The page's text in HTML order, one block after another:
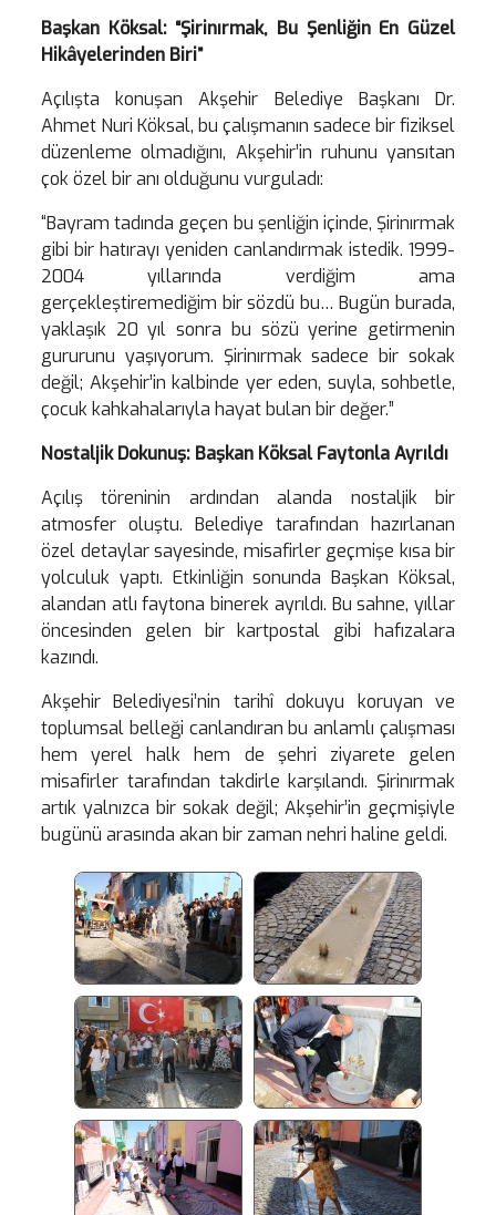
Başkan Köksal: “Şirinırmak, Bu Şenliğin En Güzel
Hikâyelerinden Biri”
Açılışta konuşan Akşehir Belediye Başkanı Dr.
Ahmet Nuri Köksal, bu çalışmanın sadece bir fiziksel
düzenleme olmadığını, Akşehir’in ruhunu yansıtan
çok özel bir anı olduğunu vurguladı:
“Bayram tadında geçen bu şenliğin içinde, Şirinırmak
gibi bir hatırayı yeniden canlandırmak istedik. 1999-
2004 yıllarında verdiğim ama
gerçekleştiremediğim bir sözdü bu… Bugün burada,
yaklaşık 20 yıl sonra bu sözü yerine getirmenin
gururunu yaşıyorum. Şirinırmak sadece bir sokak
değil; Akşehir’in kalbinde yer eden, suyla, sohbetle,
çocuk kahkahalarıyla hayat bulan bir değer.”
Nostaljik Dokunuş: Başkan Köksal Faytonla Ayrıldı
Açılış töreninin ardından alanda nostaljik bir
atmosfer oluştu. Belediye tarafından hazırlanan
özel detaylar sayesinde, misafirler geçmişe kısa bir
yolculuk yaptı. Etkinliğin sonunda Başkan Köksal,
alandan atlı faytona binerek ayrıldı. Bu sahne, yıllar
öncesinden gelen bir kartpostal gibi hafızalara
kazındı.
Akşehir Belediyesi’nin tarihî dokuyu koruyan ve
toplumsal belleği canlandıran bu anlamlı çalışması
hem yerel halk hem de şehri ziyarete gelen
misafirler tarafından takdirle karşılandı. Şirinırmak
artık yalnızca bir sokak değil; Akşehir’in geçmişiyle
bugünü arasında akan bir zaman nehri haline geldi.